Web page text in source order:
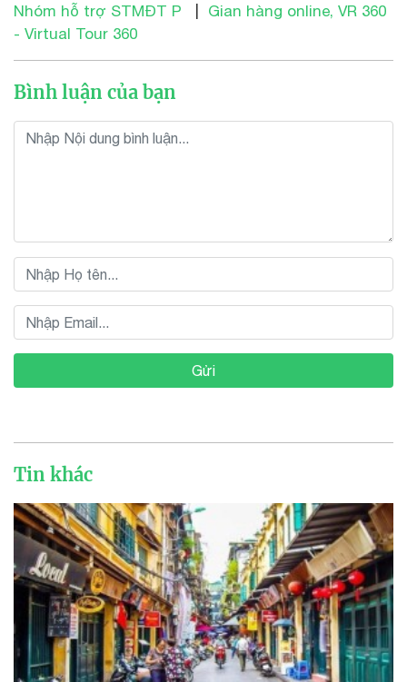
Nhóm hỗ trợ STMĐT P
Gian hàng online, VR 360
- Virtual Tour 360
Bình luận của bạn
Gửi
Tin khác